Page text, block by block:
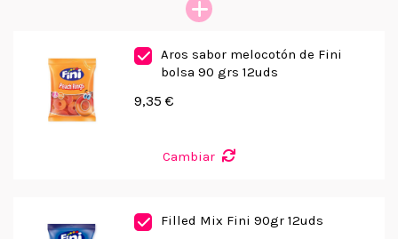
Aros sabor melocotón de Fini
bolsa 90 grs 12uds
9,35 €
Cambiar
Filled Mix Fini 90gr 12uds